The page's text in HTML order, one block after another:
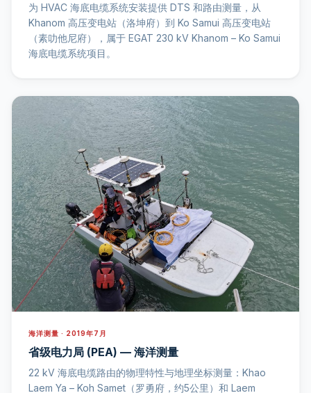
为 HVAC 海底电缆系统安装提供 DTS 和路由测量，从
Khanom 高压变电站（洛坤府）到 Ko Samui 高压变电站
（素叻他尼府），属于 EGAT 230 kV Khanom – Ko Samui
海底电缆系统项目。
海洋测量 · 2019年7月
省级电力局 (PEA) — 海洋测量
22 kV 海底电缆路由的物理特性与地理坐标测量：Khao
Laem Ya – Koh Samet（罗勇府，约5公里）和 Laem